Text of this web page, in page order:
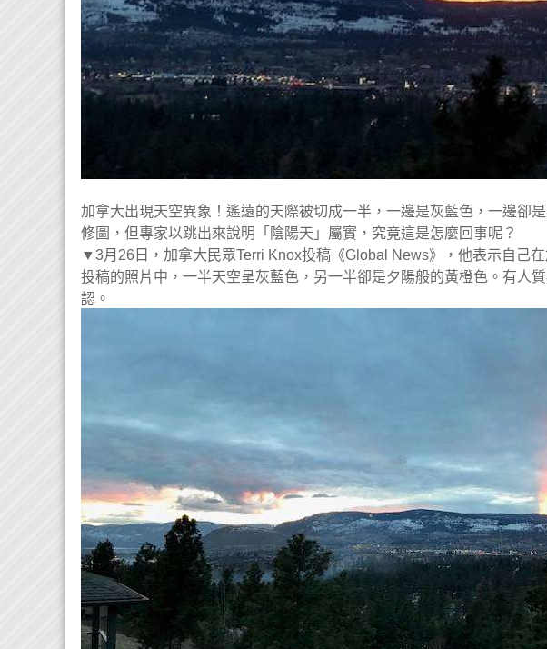
加拿大出現天空異象！遙遠的天際被切成一半，一邊是灰藍色，一邊卻
修圖，但專家以跳出來說明「陰陽天」屬實，究竟這是怎麼回事呢？
▼3月26日，加拿大民眾Terri Knox投稿《Global News》，他表示自己
投稿的照片中，一半天空呈灰藍色，另一半卻是夕陽般的黃橙色。有人
認。